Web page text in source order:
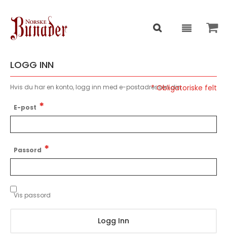
LOGG INN
Hvis du har en konto, logg inn med e-postadressen din.
E-post
Passord
Vis passord
Logg Inn